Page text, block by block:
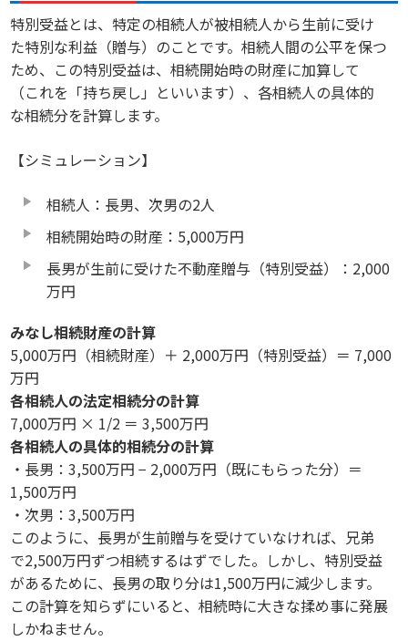
特別受益とは、特定の相続人が被相続人から生前に受け
た特別な利益（贈与）のことです。相続人間の公平を保つ
ため、この特別受益は、相続開始時の財産に加算して
（これを「持ち戻し」といいます）、各相続人の具体的
な相続分を計算します。
【シミュレーション】
相続人：長男、次男の2人
相続開始時の財産：5,000万円
長男が生前に受けた不動産贈与（特別受益）：2,000
万円
みなし相続財産の計算
5,000万円（相続財産）＋ 2,000万円（特別受益）＝ 7,000
万円
各相続人の法定相続分の計算
7,000万円 × 1/2 ＝ 3,500万円
各相続人の具体的相続分の計算
・長男：3,500万円 − 2,000万円（既にもらった分）＝
1,500万円
・次男：3,500万円
このように、長男が生前贈与を受けていなければ、兄弟
で2,500万円ずつ相続するはずでした。しかし、特別受益
があるために、長男の取り分は1,500万円に減少します。
この計算を知らずにいると、相続時に大きな揉め事に発展
しかねません。